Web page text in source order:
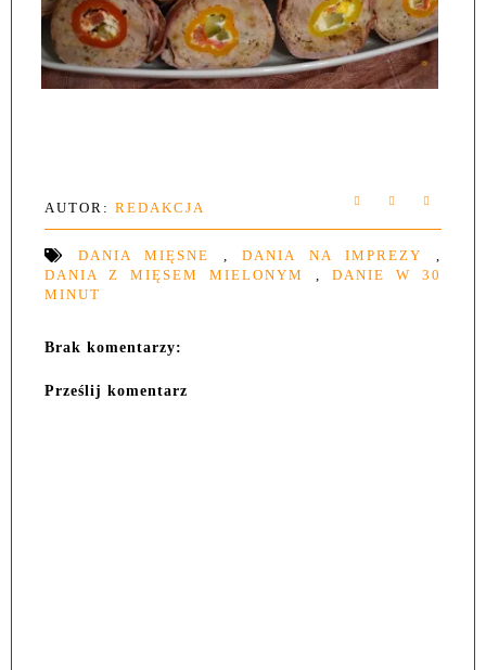
AUTOR: REDAKCJA
DANIA MIĘSNE ,DANIA NA IMPREZY
DANIA Z MIĘSEM MIELONYM
DANIE W 30
MINUT
Brak komentarzy:
Prześlij komentarz